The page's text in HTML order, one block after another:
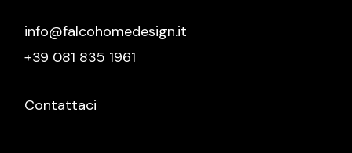
info@falcohomedesign.it
+39 081 835 1961
Contattaci